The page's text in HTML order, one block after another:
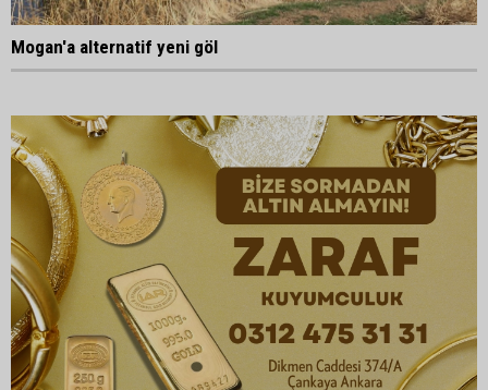
Mogan'a alternatif yeni göl